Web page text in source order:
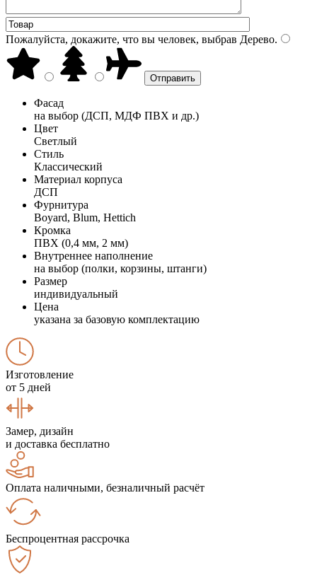
Пожалуйста, докажите, что вы человек, выбрав Дерево.
Фасад
на выбор (ДСП, МДФ ПВХ и др.)
Цвет
Светлый
Стиль
Классический
Материал корпуса
ДСП
Фурнитура
Boyard, Blum, Hettich
Кромка
ПВХ (0,4 мм, 2 мм)
Внутреннее наполнение
на выбор (полки, корзины, штанги)
Размер
индивидуальный
Цена
указана за базовую комплектацию
Изготовление
от 5 дней
Замер, дизайн
и доставка бесплатно
Оплата наличными, безналичный расчёт
Беспроцентная рассрочка